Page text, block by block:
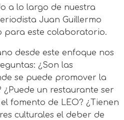
a lo largo de nuestra
Juan Guillermo
para este colaboratorio.
desde este enfoque nos
¿Son las
se puede promover la
un restaurante ser
fomento de LEO? ¿Tienen
culturales el deber de